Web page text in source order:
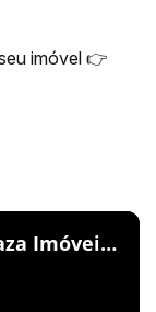
imóvel 👉
sua imobiliária em Balneário Camboriú